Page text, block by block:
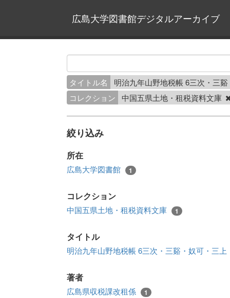
広島大学図書館デジタルアーカイブ
タイトル名
明治九年山野地税帳 6三次・三
コレクション
中国五県土地・租税資料文庫
絞り込み
所在
広島大学図書館 1
コレクション
中国五県土地・租税資料文庫 1
タイトル
明治九年山野地税帳 6三次・三谿・奴可・三
著者
広島県収税課改租係 1